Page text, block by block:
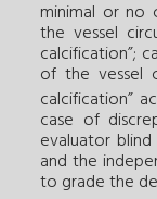
minimal or no
the vessel
calcification”;
of the vessel
calcification”
case of
evaluator
and the
to grade the